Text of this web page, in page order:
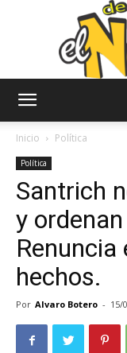
Inicio Política
Política
Santrich
y
hechos.
Por Alvaro Botero - 15/